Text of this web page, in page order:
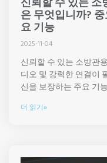
은 무엇입니까?
요 기능
2025-11-04
신뢰할 수 있는 소방관
디오 및 강력한 연결이
신을 보장하는 주요 기
더 읽기»